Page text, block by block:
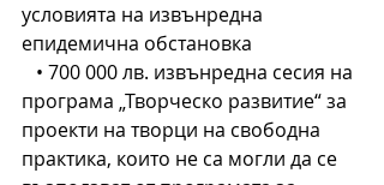
условията на извънредна
епидемична обстановка
• 700 000 лв. извънредна сесия на
програма „Творческо развитие“ за
проекти на творци на свободна
практика, които не са могли да се